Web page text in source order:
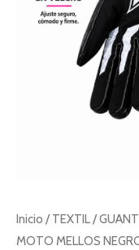
Inicio / TEXTIL/
MOTO MELLOS